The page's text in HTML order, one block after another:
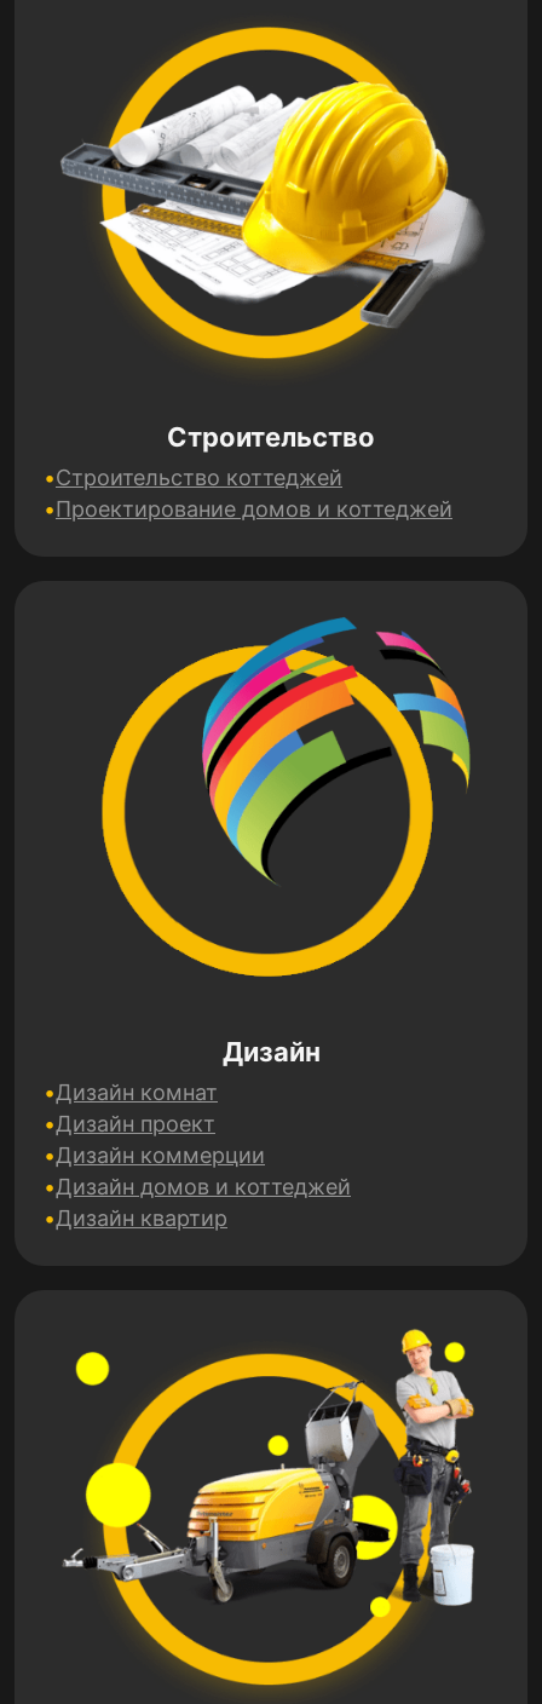
Строительство
Строительство коттеджей
Проектирование домов и коттеджей
Дизайн
Дизайн комнат
Дизайн проект
Дизайн коммерции
Дизайн домов и коттеджей
Дизайн квартир